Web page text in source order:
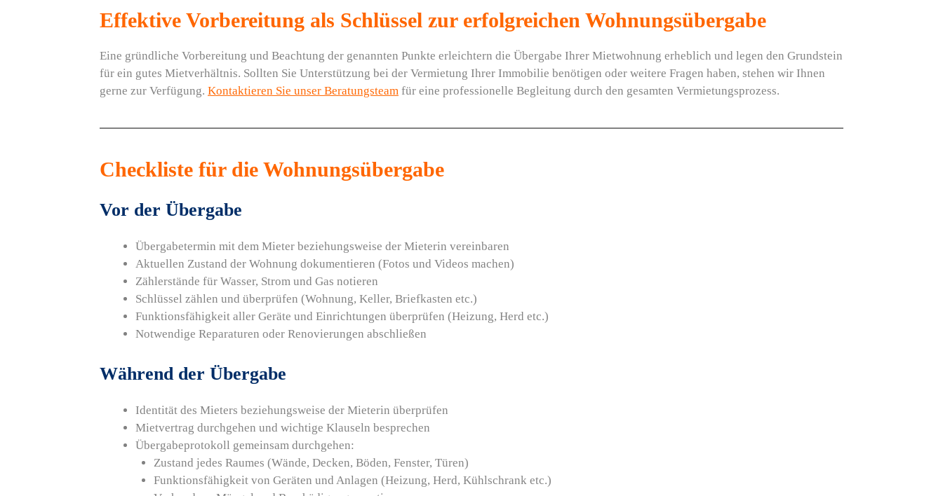
Effektive Vorbereitung als Schlüssel zur erfolgreichen Wohnungsübergabe
Eine gründliche Vorbereitung und Beachtung der genannten Punkte erleichtern die Übergabe Ihrer Mietwohnung erheblich und legen den Grundstein
für ein gutes Mietverhältnis. Sollten Sie Unterstützung bei der Vermietung Ihrer Immobilie benötigen oder weitere Fragen haben, stehen wir Ihnen
gerne zur Verfügung. Kontaktieren Sie unser Beratungsteam für eine professionelle Begleitung durch den gesamten Vermietungsprozess.
Checkliste für die Wohnungsübergabe
Vor der Übergabe
Übergabetermin mit dem Mieter beziehungsweise der Mieterin vereinbaren
Aktuellen Zustand der Wohnung dokumentieren (Fotos und Videos machen)
Zählerstände für Wasser, Strom und Gas notieren
Schlüssel zählen und überprüfen (Wohnung, Keller, Briefkasten etc.)
Funktionsfähigkeit aller Geräte und Einrichtungen überprüfen (Heizung, Herd etc.)
Notwendige Reparaturen oder Renovierungen abschließen
Während der Übergabe
Identität des Mieters beziehungsweise der Mieterin überprüfen
Mietvertrag durchgehen und wichtige Klauseln besprechen
Übergabeprotokoll gemeinsam durchgehen:
Zustand jedes Raumes (Wände, Decken, Böden, Fenster, Türen)
Funktionsfähigkeit von Geräten und Anlagen (Heizung, Herd, Kühlschrank etc.)